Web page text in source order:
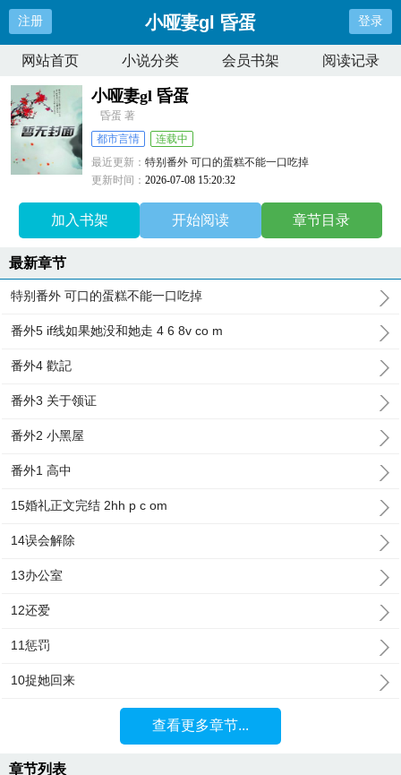
注册 小哑妻gl 昏蛋 登录
网站首页 小说分类 会员书架 阅读记录
小哑妻gl 昏蛋
昏蛋 著
都市言情
连载中
最近更新：特别番外 可口的蛋糕不能一口吃掉
更新时间：2026-07-08 15:20:32
加入书架 开始阅读 章节目录
最新章节
特别番外 可口的蛋糕不能一口吃掉
番外5 if线如果她没和她走 4 6 8v co m
番外4 歡記
番外3 关于领证
番外2 小黑屋
番外1 高中
15婚礼正文完结 2hh p c om
14误会解除
13办公室
12还爱
11惩罚
10捉她回来
查看更多章节...
章节列表